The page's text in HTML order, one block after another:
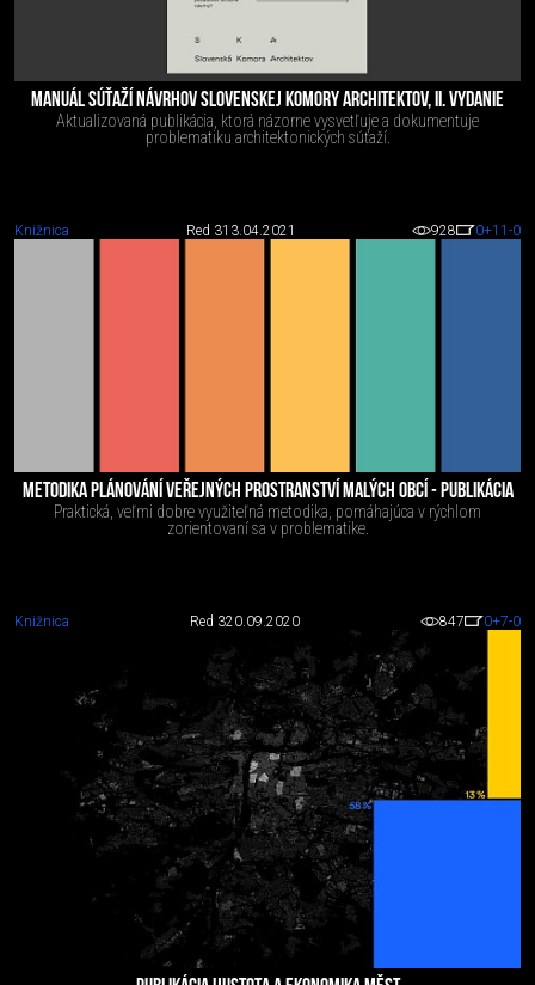
MANUÁL SÚŤAŽÍ NÁVRHOV SLOVENSKEJ KOMORY ARCHITEKTOV, II. VYDANIE
Aktualizovaná publikácia, ktorá názorne vysvetľuje a dokumentuje
problematiku architektonických súťaží.
Knižnica Red 313.04.2021 928 0+11 -0
METODIKA PLÁNOVÁNÍ VEŘEJNÝCH PROSTRANSTVÍ MALÝCH OBCÍ - PUBLIKÁCIA
Praktická, veľmi dobre využiteľná metodika, pomáhajúca v rýchlom
zorientovaní sa v problematike.
Knižnica Red 320.09.2020 847 0+7-0